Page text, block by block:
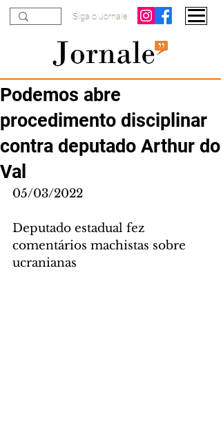
Siga o Jornale
Podemos abre
procedimento disciplinar
contra deputado Arthur do
Val
05/03/2022
Deputado estadual fez
comentários machistas sobre
ucranianas